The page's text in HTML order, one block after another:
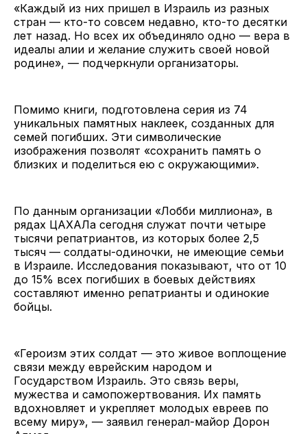
«Каждый из них пришел в Израиль из разных
стран — кто-то совсем недавно, кто-то десятки
лет назад. Но всех их объединяло одно — вера в
идеалы алии и желание служить своей новой
родине», — подчеркнули организаторы.
Помимо книги, подготовлена серия из 74
уникальных памятных наклеек, созданных для
семей погибших. Эти символические
изображения позволят «сохранить память о
близких и поделиться ею с окружающими».
По данным организации «Лобби миллиона», в
рядах ЦАХАЛа сегодня служат почти четыре
тысячи репатриантов, из которых более 2,5
тысяч — солдаты-одиночки, не имеющие семьи
в Израиле. Исследования показывают, что от 10
до 15% всех погибших в боевых действиях
составляют именно репатрианты и одинокие
бойцы.
«Героизм этих солдат — это живое воплощение
связи между еврейским народом и
Государством Израиль. Это связь веры,
мужества и самопожертвования. Их память
вдохновляет и укрепляет молодых евреев по
всему миру», — заявил генерал-майор Дорон